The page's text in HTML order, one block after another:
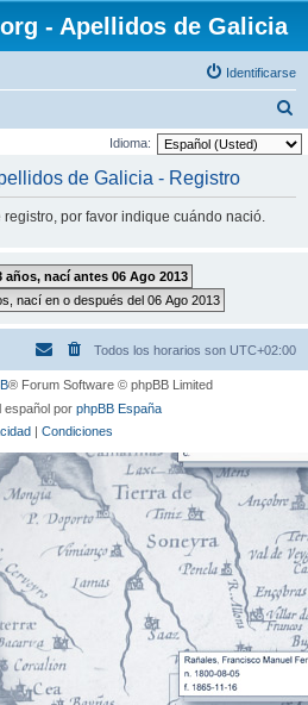
- Apellidos de Galicia
Identificarse
u
Idioma:
de Galicia - Registro
por favor indique cuándo nació.
Todos los horarios son UTC+02:00
® Forum Software © phpBB Limited
español por phpBB España
| Condiciones